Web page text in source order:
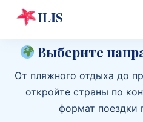
Выберите
От пляжного отдыха до
откройте страны по
формат поездки